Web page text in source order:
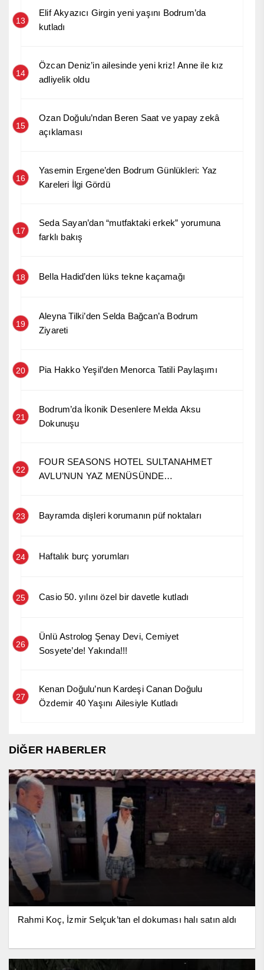
13
Elif Akyazıcı Girgin yeni yaşını Bodrum’da
kutladı
14
Özcan Deniz’in ailesinde yeni kriz! Anne ile kız
adliyelik oldu
15
Ozan Doğulu’ndan Beren Saat ve yapay zekâ
açıklaması
16
Yasemin Ergene’den Bodrum Günlükleri: Yaz
Kareleri İlgi Gördü
17
Seda Sayan’dan “mutfaktaki erkek” yorumuna
farklı bakış
18 Bella Hadid’den lüks tekne kaçamağı
19
Aleyna Tilki’den Selda Bağcan’a Bodrum
Ziyareti
20 Pia Hakko Yeşil’den Menorca Tatili Paylaşımı
21
Bodrum’da İkonik Desenlere Melda Aksu
Dokunuşu
22
FOUR SEASONS HOTEL SULTANAHMET
AVLU’NUN YAZ MENÜSÜNDE
23 Bayramda dişleri korumanın püf noktaları
24 Haftalık burç yorumları
25 Casio 50. yılını özel bir davetle kutladı
26
Ünlü Astrolog Şenay Devi, Cemiyet
Sosyete’de! Yakında!!!
27
Kenan Doğulu’nun Kardeşi Canan Doğulu
Özdemir 40 Yaşını Ailesiyle Kutladı
DİĞER HABERLER
Rahmi Koç, İzmir Selçuk’tan el dokuması halı satın aldı